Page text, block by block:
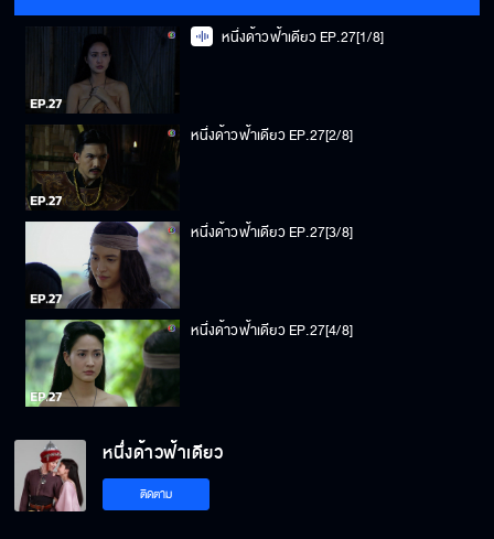
หนึ่งด้าวฟ้าเดียว EP.27[1/8]
หนึ่งด้าวฟ้าเดียว EP.27[2/8]
หนึ่งด้าวฟ้าเดียว EP.27[3/8]
หนึ่งด้าวฟ้าเดียว EP.27[4/8]
หนึ่งด้าวฟ้าเดียว
ติดตาม